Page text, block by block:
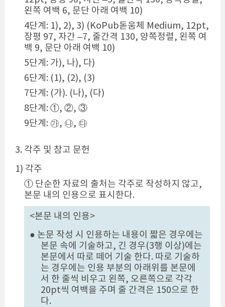
왼쪽 여백 6, 문단 아래 여백 10)
4단계: 1), 2), 3) (KoPub돋움체 Medium, 12pt,
장평 97, 자간 –7, 줄간격 130, 양쪽정렬, 왼쪽 여
백 9, 문단 아래 여백 10)
5단계: 가), 나), 다)
6단계: (1), (2), (3)
7단계: (가). (나), (다)
8단계: ①, ②, ③
9단계: ㉮, ㉯, ㉰
3. 각주 및 참고 문헌
1) 각주
① 단순한 자료의 출처는 각주로 작성하지 않고,
본문 내의 인용으로 표시한다.
<본문 내의 인용>
● 논문 작성 시 인용하는 내용이 짧은 경우에는
본문 속에 기술하고, 긴 경우(3행 이상)에는
본문에서 따로 떼어 기술 한다. 따로 기술하
는 경우에는 인용 부분의 아래위를 본문에
서 한 줄씩 비우고 왼쪽, 오른쪽으로 각각
20pt씩 여백을 주며 줄 간격은 150으로 한
다.